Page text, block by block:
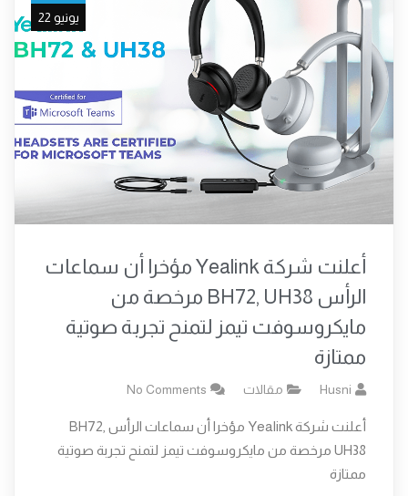
يونيو 22
أعلنت شركة Yealink مؤخرا أن سماعات
الرأس BH72, UH38 مرخصة من
مايكروسوفت تيمز لتمنح تجربة صوتية
ممتازة
Husni مقالات No Comments
أعلنت شركة Yealink مؤخرا أن سماعات الرأس BH72,
UH38 مرخصة من مايكروسوفت تيمز لتمنح تجربة صوتية
ممتازة